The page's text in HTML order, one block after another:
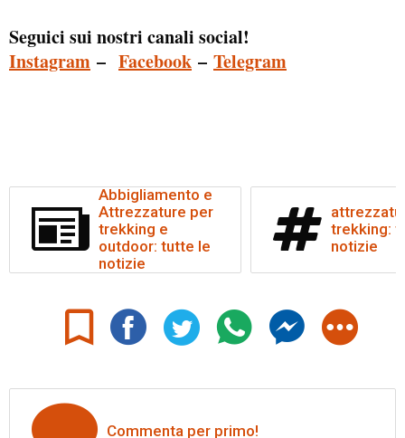
Seguici sui nostri canali social!
Instagram – Facebook – Telegram
Abbigliamento e
Attrezzature per
trekking e
outdoor: tutte le
notizie
trekking:
notizie
Commenta per primo!